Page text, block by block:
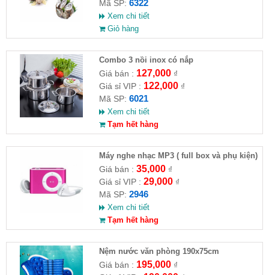
Mã SP: 6322
Xem chi tiết
Giỏ hàng
Combo 3 nồi inox có nắp
Giá bán : 127,000₫
Giá sỉ VIP : 122,000₫
Mã SP: 6021
Xem chi tiết
Tạm hết hàng
Máy nghe nhạc MP3 ( full box và phụ kiện)
Giá bán : 35,000₫
Giá sỉ VIP : 29,000₫
Mã SP: 2946
Xem chi tiết
Tạm hết hàng
Nệm nước văn phòng 190x75cm
Giá bán : 195,000₫